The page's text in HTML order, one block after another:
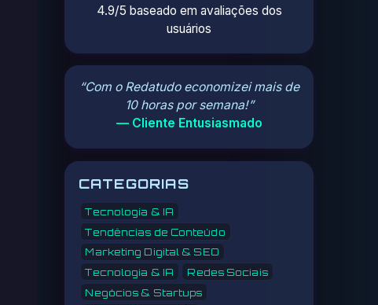
4.9/5 baseado em avaliações dos
usuários
“Com o Redatudo economizei mais de
10 horas por semana!”
— Cliente Entusiasmado
CATEGORIAS
Tecnologia & IA
Tendências de Conteúdo
Marketing Digital & SEO
Tecnologia & IA
Redes Sociais
Negócios & Startups